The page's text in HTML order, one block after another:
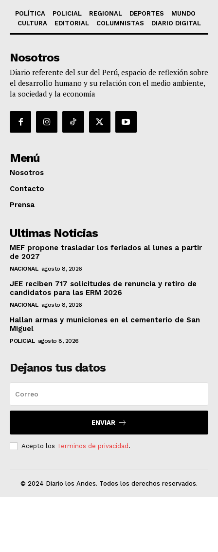
POLÍTICA POLICIAL REGIONAL DEPORTES
MUNDO
CULTURA
EDITORIAL COLUMNISTAS DIARIO DIGITAL
Nosotros
Diario referente del sur del Perú, espacio de reflexión sobre
el desarrollo humano y su relación con el medio ambiente,
la sociedad y la economía
Menú
Nosotros
Contacto
Prensa
Ultimas Noticias
MEF propone trasladar los feriados al lunes a partir
de 2027
NACIONAL agosto 8, 2026
JEE reciben 717 solicitudes de renuncia y retiro de
candidatos para las ERM 2026
NACIONAL agosto 8, 2026
Hallan armas y municiones en el cementerio de San
Miguel
POLICIAL agosto 8, 2026
Dejanos tus datos
ENVIAR
Acepto los Terminos de privacidad .
© 2024 Diario los Andes. Todos los derechos reservados.